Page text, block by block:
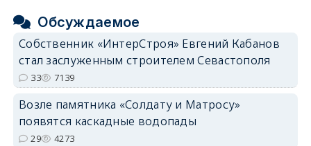
Обсуждаемое
Собственник «ИнтерСтроя» Евгений Кабанов
стал заслуженным строителем Севастополя
33 7139
Возле памятника «Солдату и Матросу»
появятся каскадные водопады
29 4273